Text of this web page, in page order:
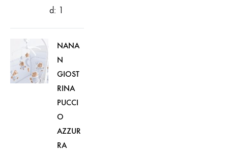
d: 1
NANA
N
GIOST
RINA
PUCCI
O
AZZUR
RA